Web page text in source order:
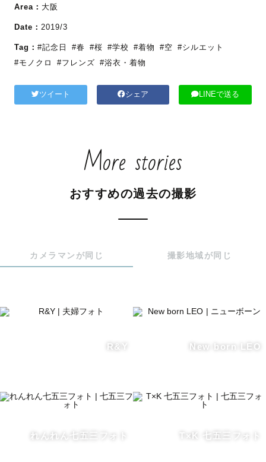
Area： 大阪
Date： 2019/3
Tag： #記念日 #春 #桜 #学校 #着物 #空 #シルエット
#モノクロ
#フレンズ #浴衣・着物
ツイート シェア LINEで送る
More stories
おすすめの過去の撮影
カメラマンが同じ 撮影地域が同じ
R&Y New born LEO
れんれん七五三フォト T×K 七五三フォト